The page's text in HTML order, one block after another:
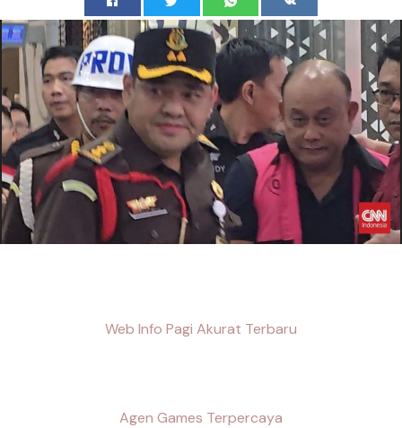
Web Info Pagi Akurat Terbaru
Agen Games Terpercaya